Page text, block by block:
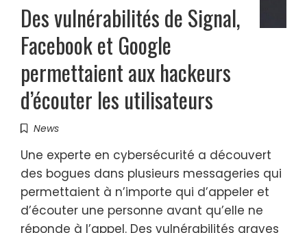
Des vulnérabilités de Signal,
Facebook et Google
permettaient aux hackeurs
d’écouter les utilisateurs
News
Une experte en cybersécurité a découvert
des bogues dans plusieurs messageries qui
permettaient à n’importe qui d’appeler et
d’écouter une personne avant qu’elle ne
réponde à l’appel. Des vulnérabilités graves